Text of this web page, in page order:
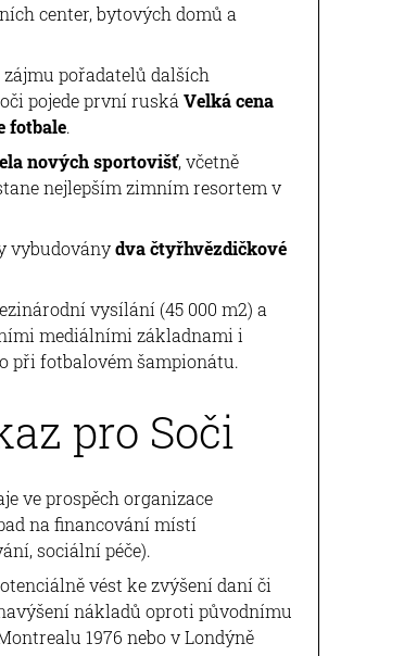
center, bytových domů a
pořadatelů dalších
pojede první ruská Velká cena
fotbale.
nových sportovišť, včetně
nejlepším zimním resortem v
vybudoványdva čtyřhvězdičkové
vysílání (45 000 m2) a
mediálními základnami i
při fotbalovém šampionátu.
pro Soči
ve prospěch organizace
na financování místí
sociální péče).
vést ke zvýšení daní či
nákladů oproti původnímu
1976 nebo v Londýně